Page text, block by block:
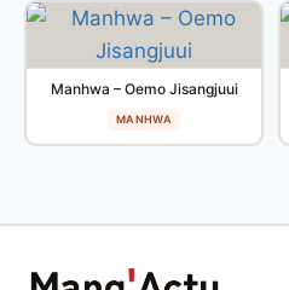
Manhwa – Oemo Jisangjuui
MANHWA